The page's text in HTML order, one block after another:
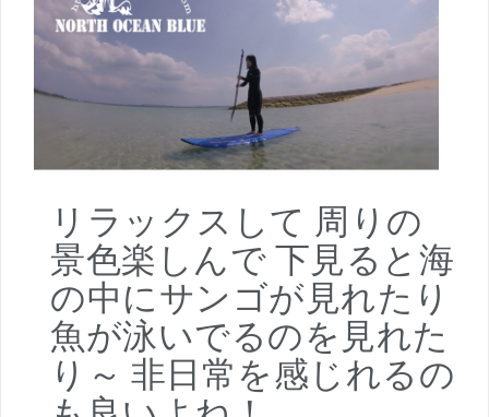
リラックスして 周りの
景色楽しんで 下見ると海
の中にサンゴが見れたり
魚が泳いでるのを見れた
り～ 非日常を感じれるの